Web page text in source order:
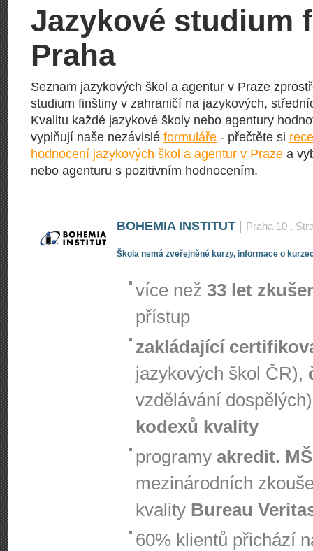
Jazykové studium
Praha
Seznam jazykových škol a agentur v Praze
studium finštiny v zahraničí na jazykových,
Kvalitu každé jazykové školy nebo agentury
vyplňují naše nezávislé formuláře - přečtěte si
hodnocení jazykových škol a agentur v Praze a
nebo agenturu s pozitivním hodnocením.
BOHEMIA INSTITUT Praha 10 ,
Škola nemá zveřejněné kurzy, informace o
více než 33 let
přístup
zakládající
jazykových škol ČR),
vzdělávání
kodexů kvality
programy akredit.
mezinárodních
kvality Bureau
60% klientů přichází